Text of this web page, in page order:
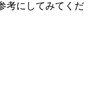
考にしてみてくだ